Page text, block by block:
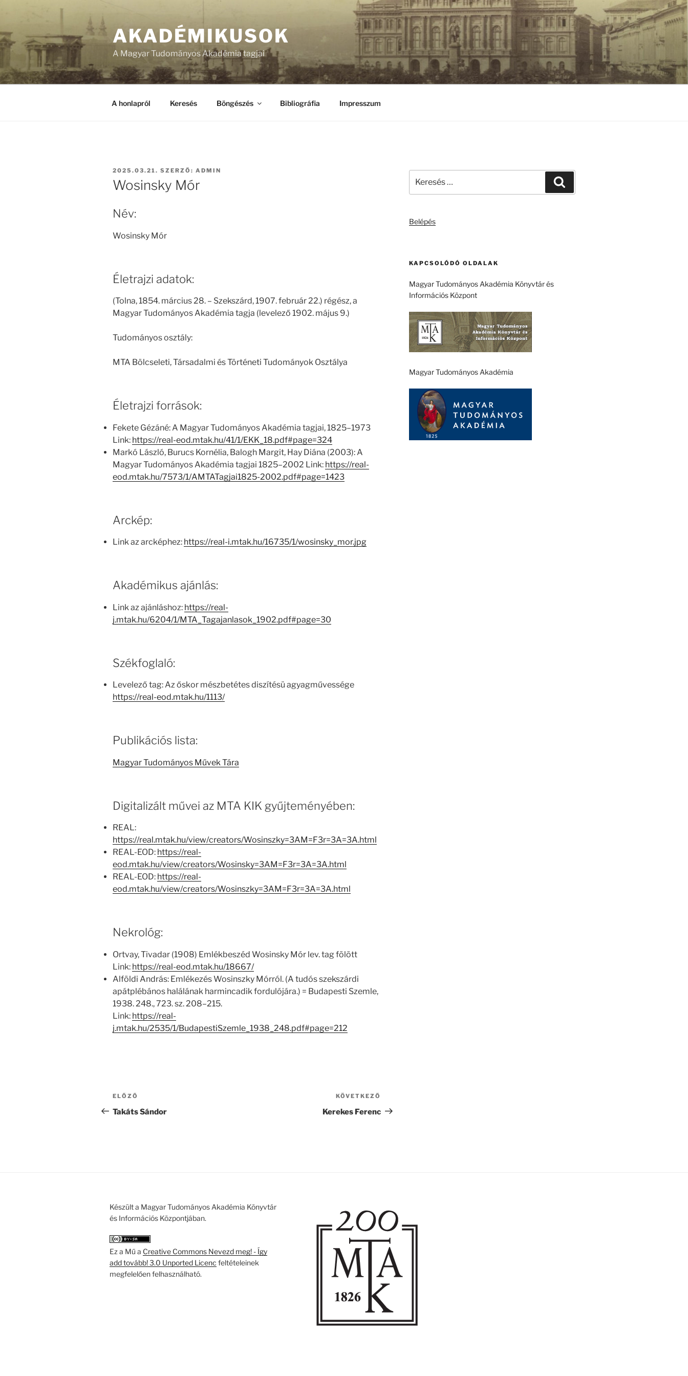
AKADÉMIKUSOK
A Magyar Tudományos Akadémia tagjai
A honlapról Keresés Böngészés Bibliográfia Impresszum
BEKÜLDVE:
2025.03.21. SZERZŐ: ADMIN
Wosinsky Mór
Név:
Wosinsky Mór
Életrajzi adatok:
(Tolna, 1854. március 28. – Szekszárd, 1907. február 22.) régész, a
Magyar Tudományos Akadémia tagja (levelező 1902. május 9.)
Tudományos osztály:
MTA Bölcseleti, Társadalmi és Történeti Tudományok Osztálya
Életrajzi források:
Fekete Gézáné: A Magyar Tudományos Akadémia tagjai, 1825–1973
Link: https://real-eod.mtak.hu/41/1/EKK_18.pdf#page=324
Markó László, Burucs Kornélia, Balogh Margit, Hay Diána (2003): A
Magyar Tudományos Akadémia tagjai 1825–2002 Link: https://real-
eod.mtak.hu/7573/1/AMTATagjai1825-2002.pdf#page=1423
Arckép:
Link az arcképhez: https://real-i.mtak.hu/16735/1/wosinsky_mor.jpg
Akadémikus ajánlás:
Link az ajánláshoz: https://real-
j.mtak.hu/6204/1/MTA_Tagajanlasok_1902.pdf#page=30
Székfoglaló:
Levelező tag: Az őskor mészbetétes diszítésü agyagművessége
https://real-eod.mtak.hu/1113/
Publikációs lista:
Magyar Tudományos Művek Tára
Digitalizált művei az MTA KIK gyűjteményében:
REAL:
https://real.mtak.hu/view/creators/Wosinszky=3AM=F3r=3A=3A.html
REAL-EOD: https://real-
eod.mtak.hu/view/creators/Wosinsky=3AM=F3r=3A=3A.html
REAL-EOD: https://real-
eod.mtak.hu/view/creators/Wosinszky=3AM=F3r=3A=3A.html
Nekrológ:
Ortvay, Tivadar (1908) Emlékbeszéd Wosinsky Mór lev. tag fölött
Link: https://real-eod.mtak.hu/18667/
Alföldi András: Emlékezés Wosinszky Mórról. (A tudós szekszárdi
apátplébános halálának harmincadik fordulójára.) = Budapesti Szemle,
1938. 248., 723. sz. 208–215.
Link: https://real-
j.mtak.hu/2535/1/BudapestiSzemle_1938_248.pdf#page=212
Bejegyzés
navigáció
Korábbi
bejegyzés
ELŐZŐ
Takáts Sándor
bejegyzés
KÖVETKEZŐ
Kerekes Ferenc
következő
Belépés
KAPCSOLÓDÓ OLDALAK
Magyar Tudományos Akadémia Könyvtár és
Információs Központ
Magyar Tudományos Akadémia
Készült a Magyar Tudományos Akadémia Könyvtár
és Információs Központjában.
Ez a Mű a Creative Commons Nevezd meg! - Így
add tovább! 3.0 Unported Licenc feltételeinek
megfelelően felhasználható.